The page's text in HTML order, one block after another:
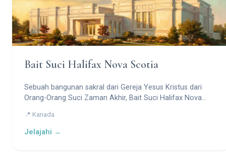
Bait Suci Halifax Nova Scotia
Sebuah bangunan sakral dari Gereja Yesus Kristus dari
Orang-Orang Suci Zaman Akhir, Bait Suci Halifax Nova
sebagian Maine.
📍 Kanada
Jelajahi →